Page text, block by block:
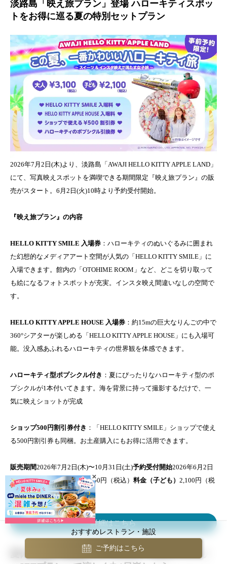
淡路島「映え旅プラン」登場 ハローキティスポッ
トをお得に巡る夏の特別セットプラン
2026年7月2日(木)より、淡路島「AWAJI HELLO KITTY APPLE LAND」
にて、写真映えスポットを満喫できる期間限定『映え旅プラン』の販
売がスタート。6月2日(火)10時より予約受付開始。
『映え旅プラン』の内容
HELLO KITTY SMILE 入場券 ：ハローキティのぬいぐるみに囲まれ
た幻想的なメディアアート空間が人気の「HELLO KITTY SMILE」に
入場できます。館内の「OTOHIME ROOM」など、どこを切り取って
も絵になるフォトスポットが充実。インスタ映え間違いなしの空間で
す。
HELLO KITTY APPLE HOUSE 入場券 ：約15mの巨大なりんごの中で
360°シアターが楽しめる「HELLO KITTY APPLE HOUSE」にも入場可
能。没入感あふれるハローキティの世界観を体感できます。
ハローキティ型ポプシクル付き ：夏にぴったりなハローキティ型のポ
プシクルが1本付いてきます。海を背景に持って撮影するだけで、一
気に映えショットが完成
ショップ500円割引券付き ：「HELLO KITTY SMILE」ショップで使え
る500円割引券も同梱。お土産購入にもお得に活用できます。
販売期間2026年7月2日(木)〜10月31日(土)予約受付開始2026年6月2日
(火) 10:00〜料金（大人）3,100円（税込） 料金（子ども） 2,100円（税
込）
詳細はこちら
夏休み限定 淡路島ハローキティ「1DAYファミリ
おすすめレストラン・施設
ご予約はこちら